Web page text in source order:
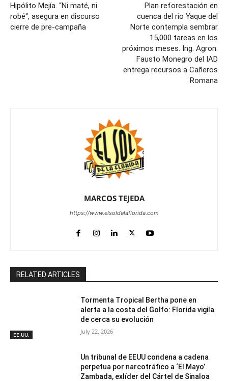
Hipólito Mejía. “Ni maté, ni
robé“, asegura en discurso
cierre de pre-campaña
Plan reforestación en
cuenca del río Yaque del
Norte contempla sembrar
15,000 tareas en los
próximos meses. Ing. Agron.
Fausto Monegro del IAD
entrega recursos a Cañeros
Romana
MARCOS TEJEDA
https://www.elsoldelaflorida.com
RELATED ARTICLES
EE.UU.
Tormenta Tropical Bertha pone en
alerta a la costa del Golfo: Florida vigila
de cerca su evolución
July 22, 2026
Un tribunal de EEUU condena a cadena
perpetua por narcotráfico a ‘El Mayo’
Zambada, exlíder del Cártel de Sinaloa